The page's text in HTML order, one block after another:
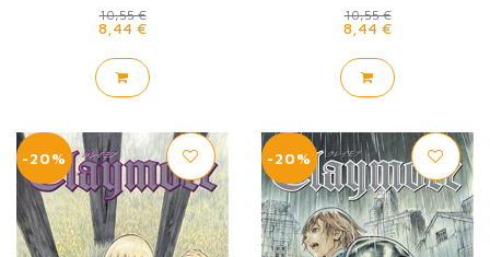
10,55 €
8,44 €
10,55 €
8,44 €
-20% -20%